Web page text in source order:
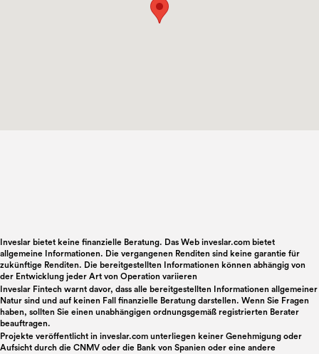
Inveslar bietet keine finanzielle Beratung. Das Web inveslar.com bietet
allgemeine Informationen. Die vergangenen Renditen sind keine garantie für
zukünftige Renditen. Die bereitgestellten Informationen können abhängig von
der Entwicklung jeder Art von Operation variieren
Inveslar Fintech warnt davor, dass alle bereitgestellten Informationen allgemeiner
Natur sind und auf keinen Fall finanzielle Beratung darstellen. Wenn Sie Fragen
haben, sollten Sie einen unabhängigen ordnungsgemäß registrierten Berater
beauftragen.
Projekte veröffentlicht in inveslar.com unterliegen keiner Genehmigung oder
Aufsicht durch die CNMV oder die Bank von Spanien oder eine andere